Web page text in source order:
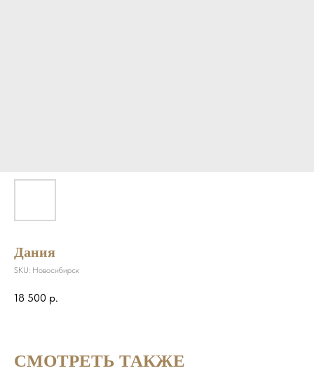
Дания
SKU: Новосибирск
18 500 р.
СМОТРЕТЬ ТАКЖЕ